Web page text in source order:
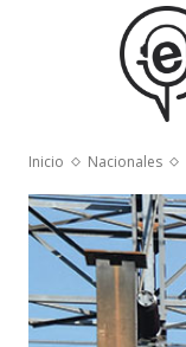
Inicio Nacionales